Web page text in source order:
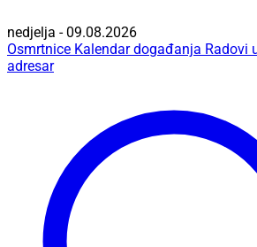
nedjelja - 09.08.2026
Osmrtnice Kalendar događanja Radovi
adresar